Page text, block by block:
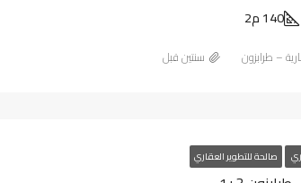
140 م2
– طرابزون ‏سنتين قبل
صالحة للتطوير العقاري